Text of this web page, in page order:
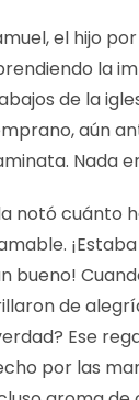
el hijo
la
de la
aún
Nada
notó cuánto
bueno!
de
Ese
por las